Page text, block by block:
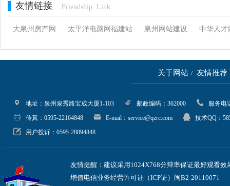
友情链接 Friendship Link
大泉州房产网 太平洋电脑网福建站 泉州网站建设 中华人才
关于网站 / 友情推荐
地址：泉州泉秀路宝成大厦1-103 邮政编码：362000
服务电
传真：0595-22164848
E-mail：service@qzrc.com
技术QQ：
用户投诉：0595-28894848
友情提醒：建议采用1024X768分辩率保证最好观看效
增值电信业务经营许可证（ICP证）闽B2-20110071